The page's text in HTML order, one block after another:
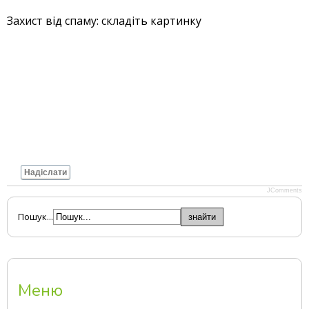
Захист від спаму: складіть картинку
Надіслати
JComments
Пошук...
Меню